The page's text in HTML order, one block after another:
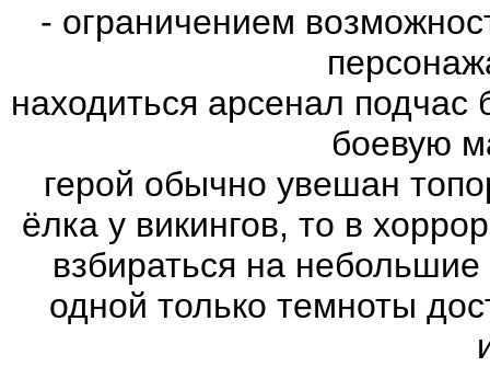
- ограничением
находиться арсенал
боевую
герой обычно увешан
ёлка у викингов, то в
взбираться на
одной только темноты